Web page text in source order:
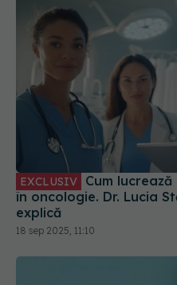
EXCLUSIV
în oncologie. Dr. Lucia
explică
18 sep 2025, 11:10